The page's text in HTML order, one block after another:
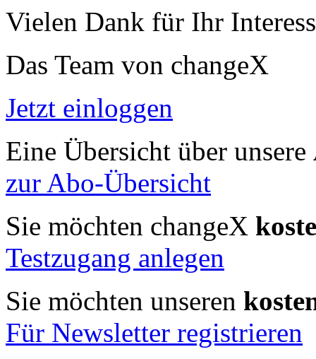
Vielen Dank für Ihr
Das Team von changeX
Jetzt einloggen
Eine Übersicht über unsere
zur Abo-Übersicht
Sie möchten changeX
Testzugang anlegen
Sie möchten unseren
Für Newsletter registrieren